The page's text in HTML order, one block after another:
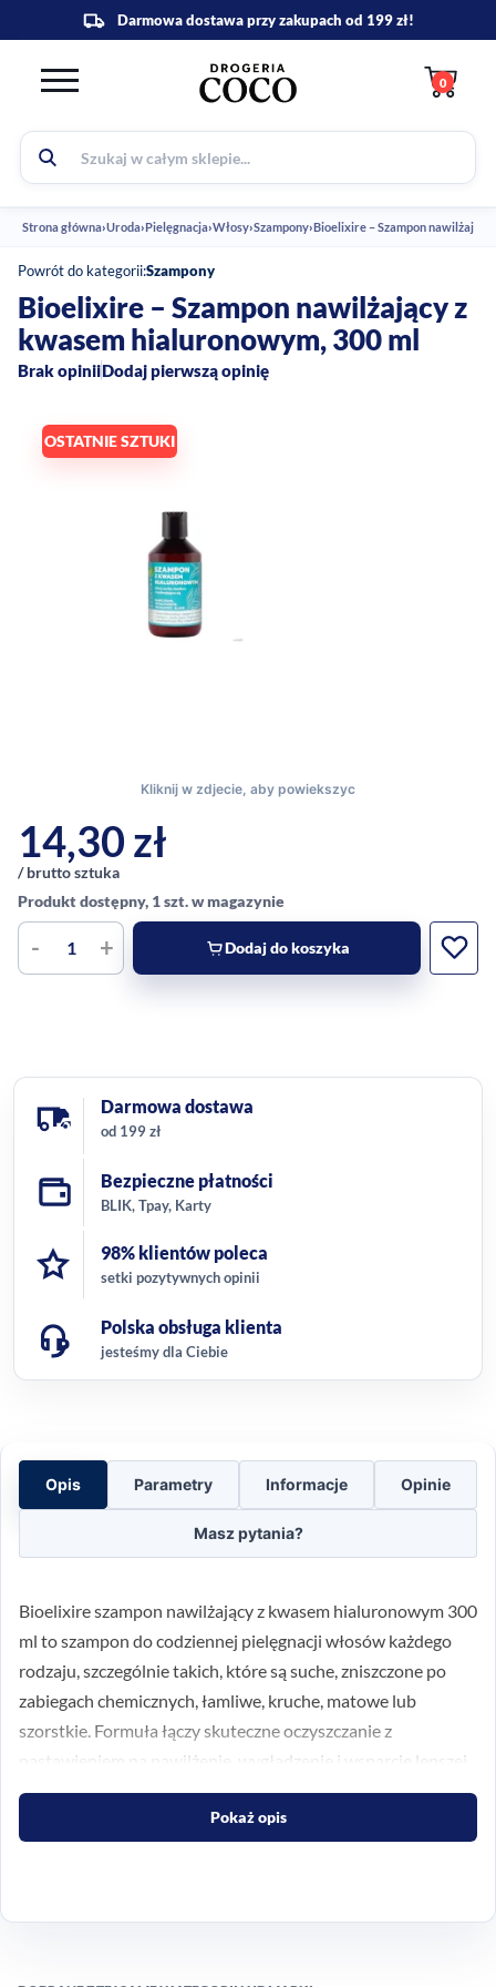
0
Strona główna›Uroda›Pielęgnacja›Włosy›Szampony›Bioelixire – Szampon
OSTATNIE SZTUKI
Powrót do kategorii:Szampony
Bioelixire – Szampon nawilżający z
kwasem hialuronowym, 300 ml
Brak opiniiDodaj pierwszą opinię
14,30zł
/ brutto sztuka
Produkt dostępny, 1 szt. w magazynie
- + Dodaj do koszyka
Darmowa dostawa
od 199 zł
Bezpieczne płatności
BLIK, Tpay, Karty
98% klientów poleca
setki pozytywnych opinii
Polska obsługa klienta
jesteśmy dla Ciebie
Opis Parametry Informacje Opinie
Masz pytania?
Bioelixire szampon nawilżający z kwasem hialuronowym 300
ml to szampon do codziennej pielęgnacji włosów każdego
rodzaju, szczególnie takich, które są suche, zniszczone po
zabiegach chemicznych, łamliwe, kruche, matowe lub
szorstkie. Formuła łączy skuteczne oczyszczanie z
nastawieniem na nawilżenie, wygładzenie i wsparcie lepszej
kondycji włosów oraz skóry głowy.
Nawilżenie i oczyszczanie w
Pokaż opis